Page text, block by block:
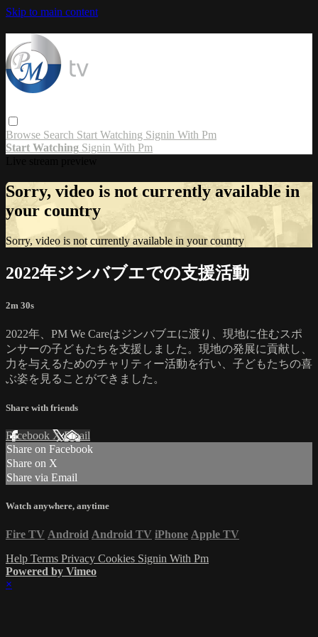
Skip to main content
Browse Search Start Watching Signin With Pm
Start Watching Signin With Pm
Sorry, video is not currently available in
your country
Sorry, video is not currently available in your country
2022年ジンバブエでの支援活動
2m 30s
2022年、PM We Careはジンバブエに渡り、現地に住むスポ
ンサーの子どもたちを支援しました。現地の発展に貢献し、
力を与えるためのチャリティー活動を行い、子どもたちの喜
ぶ姿を見ることができました。
Share with friends
Facebook XEmail
Share on Facebook
Share on X
Share via Email
Watch anywhere, anytime
Fire TV Android Android TV iPhone Apple TV
Help Terms Privacy Cookies Signin With Pm
Powered by Vimeo
×